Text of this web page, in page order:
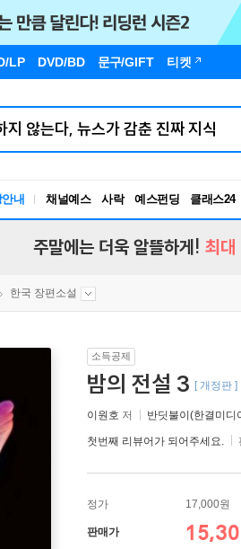
LP DVD/BD 문구/GIFT 티켓
내 채널예스 사락 예스펀딩 클래스24
주말에는 더욱 알뜰하게! 최
한국 장편소설
소득공제
밤의 전설 3 [ 개정판 ]
이원호 저 반딧불이(한결미디
첫번째 리뷰어가 되어주세요.
정가 17,000원
판매가